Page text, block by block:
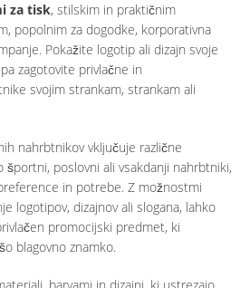
za tisk, stilskim in praktičnim
popolnim za dogodke, korporativna
Pokažite logotip ali dizajn svoje
zagotovite privlačne in
svojim strankam, strankam ali
nahrbtnikov vključuje različne
poslovni ali vsakdanji nahrbtniki,
in potrebe. Z možnostmi
logotipov, dizajnov ali slogana, lahko
promocijski predmet, ki
blagovno znamko.